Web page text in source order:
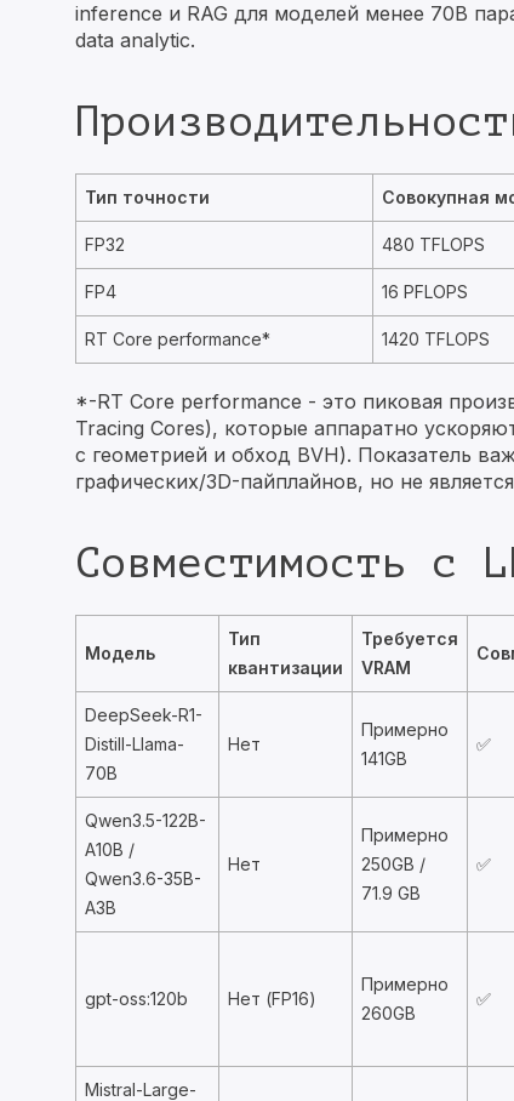
inference и RAG для моделей менее 70B
data analytic.
Тип точности Совокупная
FP32 480 TFLOPS
FP4 16 PFLOPS
RT Core performance* 1420 TFLOPS
*-RT Core performance - это пиковая
Tracing Cores), которые аппаратно
с геометрией и обход BVH). Показатель
графических/3D-пайплайнов, но не
Совместимость с
Модель
Тип
квантизации
Требуется
VRAM
DeepSeek-R1-
Distill-Llama-
70B
Нет
Примерно
141GB
✅
Qwen3.5-122B-
A10B /
Qwen3.6-35B-
A3B
Нет
Примерно
250GB /
71.9 GB
✅
gpt-oss:120b Нет (FP16)
Примерно
260GB
✅
Mistral-Large-